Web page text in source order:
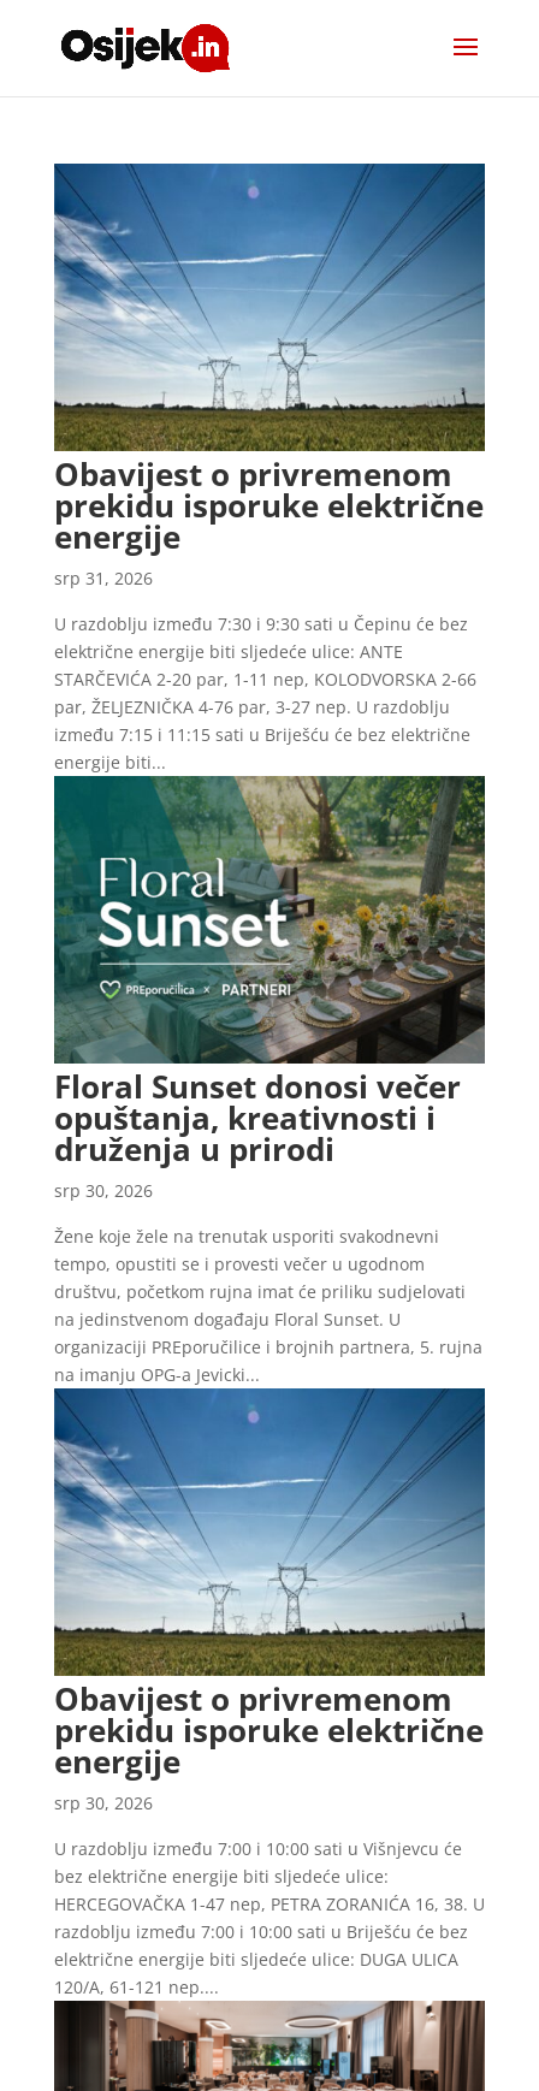
Obavijest o privremenom
prekidu isporuke električne
energije
srp 31, 2026
U razdoblju između 7:30 i 9:30 sati u Čepinu će bez
električne energije biti sljedeće ulice: ANTE
STARČEVIĆA 2-20 par, 1-11 nep, KOLODVORSKA 2-66
par, ŽELJEZNIČKA 4-76 par, 3-27 nep. U razdoblju
između 7:15 i 11:15 sati u Briješću će bez električne
energije biti...
Floral Sunset donosi večer
opuštanja, kreativnosti i
druženja u prirodi
srp 30, 2026
Žene koje žele na trenutak usporiti svakodnevni
tempo, opustiti se i provesti večer u ugodnom
društvu, početkom rujna imat će priliku sudjelovati
na jedinstvenom događaju Floral Sunset. U
organizaciji PREporučilice i brojnih partnera, 5. rujna
na imanju OPG-a Jevicki...
Obavijest o privremenom
prekidu isporuke električne
energije
srp 30, 2026
U razdoblju između 7:00 i 10:00 sati u Višnjevcu će
bez električne energije biti sljedeće ulice:
HERCEGOVAČKA 1-47 nep, PETRA ZORANIĆA 16, 38. U
razdoblju između 7:00 i 10:00 sati u Briješću će bez
električne energije biti sljedeće ulice: DUGA ULICA
120/A, 61-121 nep....